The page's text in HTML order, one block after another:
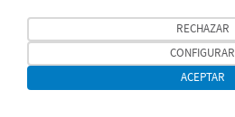
RECHAZAR
CONFIGURAR
ACEPTAR